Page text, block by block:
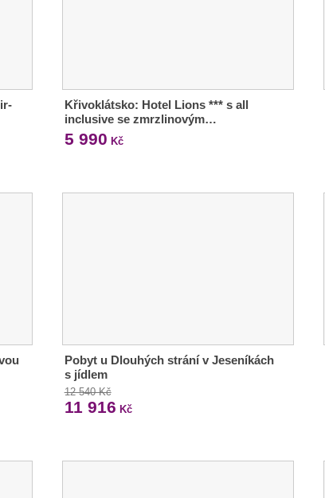
Křivoklátsko: Hotel Lions *** s all
inclusive se zmrzlinovým…
5 990 Kč
Pobyt u Dlouhých strání v Jeseníkách
s jídlem
12 540 Kč
11 916 Kč